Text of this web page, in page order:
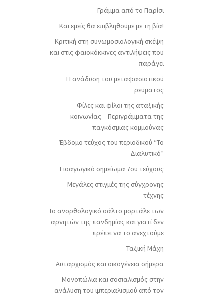
Γράμμα από το Παρίσι
Και εμείς θα επιβληθούμε με τη βία!
Κριτική στη συνωμοσιολογική σκέψη
και στις φαιοκόκκινες αντιλήψεις που
παράγει
Η ανάδυση του μεταφασιστικού
ρεύματος
Φίλες και φίλοι της αταξικής
κοινωνίας – Περιγράμματα της
παγκόσμιας κομμούνας
Έβδομο τεύχος του περιοδικού “Το
Διαλυτικό”
Εισαγωγικό σημείωμα 7ου τεύχους
Μεγάλες στιγμές της σύγχρονης
τέχνης
Το ανορθολογικό σάλτο μορτάλε των
αρνητών της πανδημίας και γιατί δεν
πρέπει να το ανεχτούμε
Ταξική Μάχη
Αυταρχισμός και οικογένεια σήμερα
Μονοπώλια και σοσιαλισμός στην
ανάλυση του ιμπεριαλισμού από τον